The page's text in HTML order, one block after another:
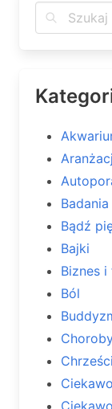
Badania
Bądź
Bajki
Biznes i
Ból